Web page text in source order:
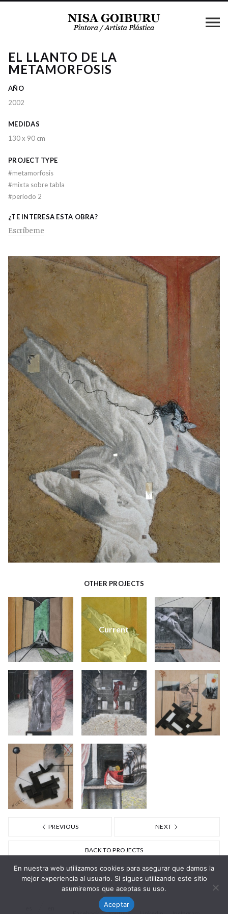
OTHER PROJECTS
Current
PREVIOUS NEXT
BACK TO PROJECTS
EL LLANTO DE LA
METAMORFOSIS
AÑO
2002
MEDIDAS
130 x 90 cm
PROJECT TYPE
#metamorfosis
#mixta sobre tabla
#periodo 2
¿TE INTERESA ESTA OBRA?
Escríbeme
En nuestra web utilizamos cookies para asegurar que damos la
mejor experiencia al usuario. Si sigues utilizando este sitio
asumiremos que aceptas su uso.
Aceptar